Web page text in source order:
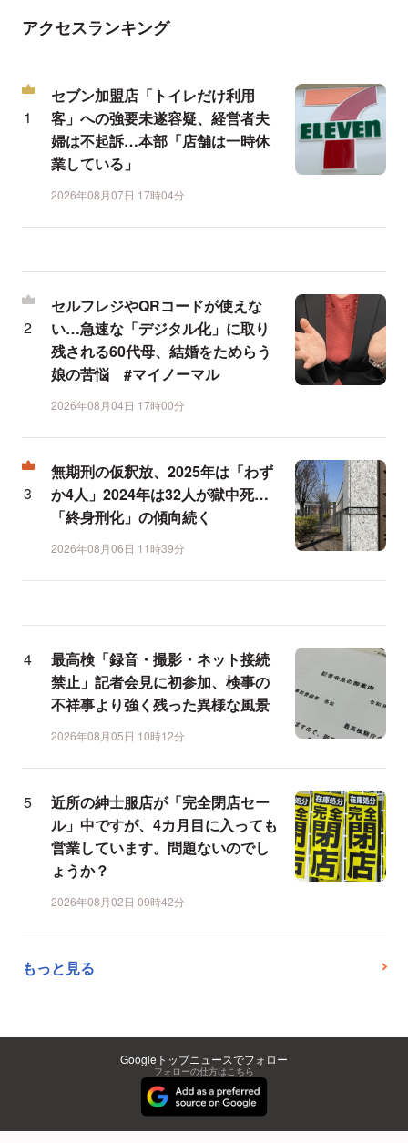
アクセスランキング
セブン加盟店「トイレだけ利用
客」への強要未遂容疑、経営者夫
婦は不起訴…本部「店舗は一時休
業している」
2026年08月07日 17時04分
セルフレジやQRコードが使えな
い…急速な「デジタル化」に取り
残される60代母、結婚をためらう
娘の苦悩 #マイノーマル
2026年08月04日 17時00分
無期刑の仮釈放、2025年は「わず
か4人」2024年は32人が獄中死…
「終身刑化」の傾向続く
2026年08月06日 11時39分
最高検「録音・撮影・ネット接続
禁止」記者会見に初参加、検事の
不祥事より強く残った異様な風景
2026年08月05日 10時12分
近所の紳士服店が「完全閉店セー
ル」中ですが、4カ月目に入っても
営業しています。問題ないのでし
ょうか？
2026年08月02日 09時42分
もっと見る
Googleトップニュースでフォロー
フォローの仕方はこちら